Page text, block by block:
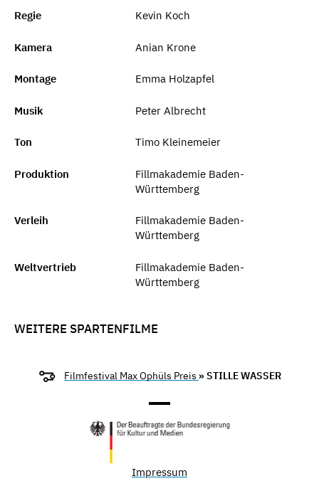
Regie Kevin Koch
Kamera Anian Krone
Montage Emma Holzapfel
Musik Peter Albrecht
Ton Timo Kleinemeier
Produktion
Fillmakademie Baden-
Württemberg
Verleih
Fillmakademie Baden-
Württemberg
Weltvertrieb
Fillmakademie Baden-
Württemberg
WEITERE SPARTENFILME
Filmfestival Max Ophüls Preis » STILLE WASSER
Impressum